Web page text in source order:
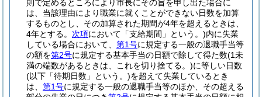
則で定めるところにより市長にその旨を申し出た場合に
は、当該理由により職業に就くことができない日数を加算
するものとし、その加算された期間が4年を超えるときは、
4年とする。 次項において「支給期間」という。)内に失業
している場合において、 第1号に規定する一般の退職手当等
の額を第2号に規定する基本手当の日額で除して得た数(1未
満の端数があるときは、これを切り捨てる。)に等しい日数
(以下「待期日数」という。)を超えて失業しているとき
は、 第1号に規定する一般の退職手当等のほか、その超える